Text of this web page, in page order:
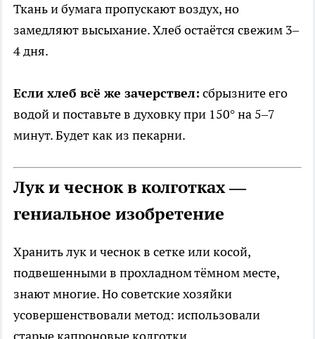
Ткань и бумага пропускают воздух, но
замедляют высыхание. Хлеб остаётся свежим 3–
4 дня.
Если хлеб всё же зачерствел: сбрызните его
водой и поставьте в духовку при 150° на 5–7
минут. Будет как из пекарни.
Лук и чеснок в колготках —
гениальное изобретение
Хранить лук и чеснок в сетке или косой,
подвешенными в прохладном тёмном месте,
знают многие. Но советские хозяйки
усовершенствовали метод: использовали